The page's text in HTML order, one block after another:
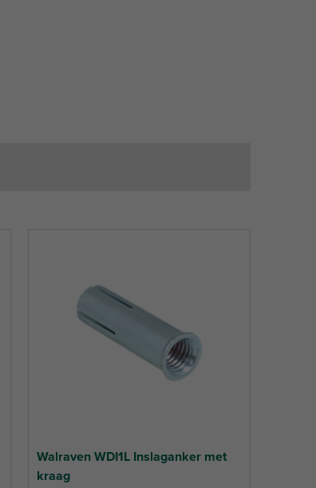
Walraven WDI1L Inslaganker met
kraag